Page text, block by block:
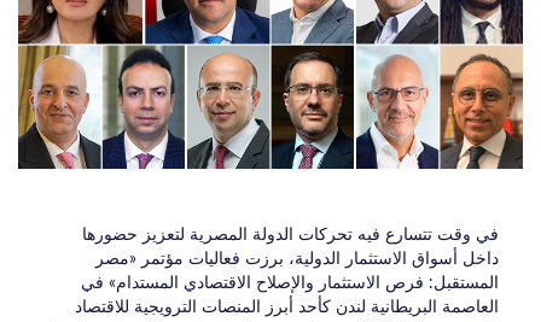
في وقت تتسارع فيه تحركات الدولة المصرية لتعزيز حضورها
داخل أسواق الاستثمار الدولية، برزت فعاليات مؤتمر «مصر
المستقبل: فرص الاستثمار والإصلاح الاقتصادي المستدام» في
العاصمة البريطانية لندن كأحد أبرز المنصات الترويجية للاقتصاد